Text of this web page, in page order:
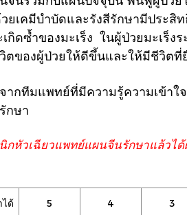
ยเคมีบำบัดและรังสีรักษามีประสิ
เกิดซ้ำของมะเร็ง ในผู้ป่วยมะเร็
ตของผู้ป่วยให้ดีขึ้นและให้มีชีวิตที่
กทีมแพทย์ที่มีความรู้ความเข้าใจ
กษา
กหัวเฉียวแพทย์แผนจีนรักษาแล้วไ
ได้ 5 4 3